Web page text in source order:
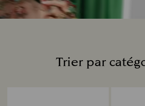
Trier par